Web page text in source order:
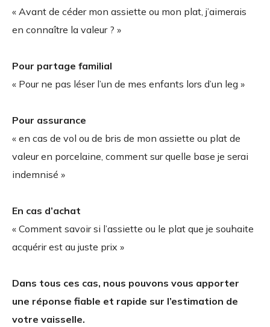
« Avant de céder mon assiette ou mon plat, j’aimerais
en connaître la valeur ? »
Pour partage familial
« Pour ne pas léser l’un de mes enfants lors d’un leg »
Pour assurance
« en cas de vol ou de bris de mon assiette ou plat de
valeur en porcelaine, comment sur quelle base je serai
indemnisé »
En cas d’achat
« Comment savoir si l’assiette ou le plat que je souhaite
acquérir est au juste prix »
Dans tous ces cas, nous pouvons vous apporter
une réponse fiable et rapide sur l’estimation de
votre vaisselle.